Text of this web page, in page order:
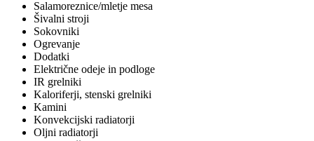
Salamoreznice/mletje mesa
Šivalni stroji
Sokovniki
Ogrevanje
Dodatki
Električne odeje in podloge
IR grelniki
Kaloriferji, stenski grelniki
Kamini
Konvekcijski radiatorji
Oljni radiatorji